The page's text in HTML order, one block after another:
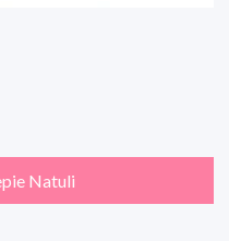
Natuli